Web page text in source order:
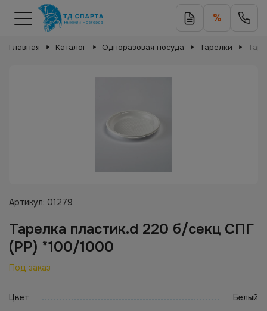
%
Главная Каталог Одноразовая посуда Тарелки
Артикул: 01279
Тарелка пластик.d 220 б/секц СПГ
(PP) *100/1000
Под заказ
Цвет
Белый